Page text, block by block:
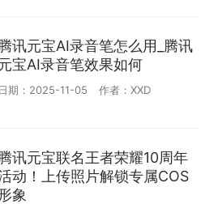
腾讯元宝AI录音笔怎么用_腾讯
宝AI录音笔效果如何
日期：2025-11-05 作者：XXD
腾讯元宝联名王者荣耀10周年
动！上传照片解锁专属COS
象